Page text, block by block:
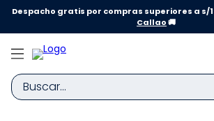
Despacho gratis por compras superiores a s/
Callao🚚
Buscar...